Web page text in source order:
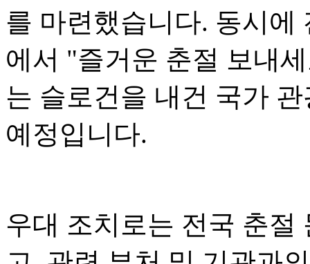
를 마련했습니다. 동시에
에서 "즐거운 춘절 보내
는 슬로건을 내건 국가
예정입니다.
우대 조치로는 전국 춘절